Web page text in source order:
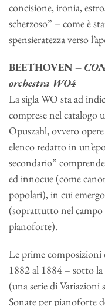
concisione, ironia,
scherzoso” – come è
spensieratezza verso
BEETHOVEN –
orchestra WO4
La sigla WO sta ad
comprese nel catalogo
Opuszahl, ovvero
elenco redatto in
secondario”
ed innocue (come
popolari), in cui
(soprattutto nel campo
pianoforte).
Le prime composizioni
1882 al 1884 – sotto
(una serie di Variazioni
Sonate per pianoforte